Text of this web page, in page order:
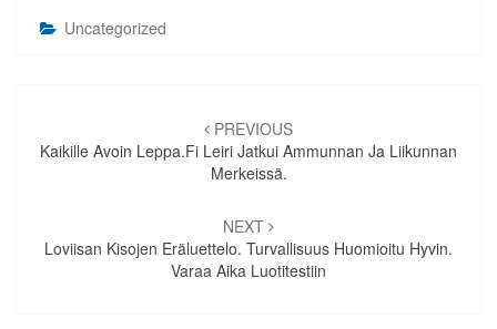
Uncategorized
selaus
PREVIOUS
Kaikille Avoin Leppa.fi Leiri Jatkui Ammunnan Ja Liikunnan
Merkeissä.
NEXT
Loviisan Kisojen Eräluettelo. Turvallisuus Huomioitu Hyvin.
Varaa Aika Luotitestiin